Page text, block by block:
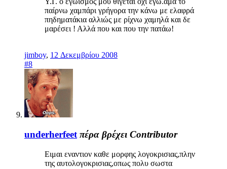
παίρνω χαμπάρι γρήγορα την κάνω με ελαφρά
πηδηματάκια αλλιώς με ρίχνω χαμηλά και δε
μαρέσει ! Αλλά που και που την πατάω!
jimboy, 12 Δεκεμβρίου 2008
#8
underherfeet πέρα βρέχει Contributor
Ειμαι εναντιον καθε μορφης λογοκρισιας,πλην
της αυτολογοκρισιας,οπως πολυ σωστα